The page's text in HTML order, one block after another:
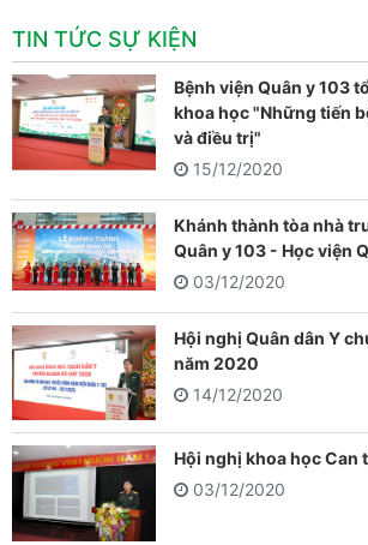
TIN TỨC SỰ KIỆN
Bệnh viện Quân y 103
khoa học "Những tiến
và điều trị"
15/12/2020
Khánh thành tòa nhà
Quân y 103 - Học viện
03/12/2020
Hội nghị Quân dân Y
năm 2020
14/12/2020
Hội nghị khoa học Can
03/12/2020